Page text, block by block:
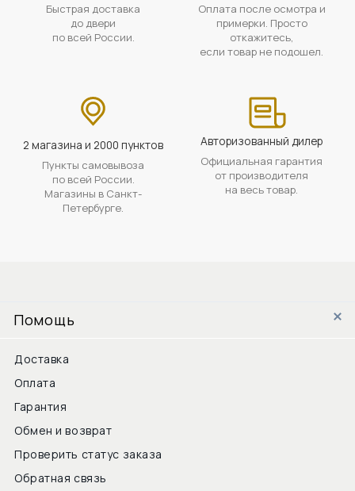
Быстрая доставка
до двери
по всей России.
Оплата после осмотра и
примерки. Просто
откажитесь,
если товар не подошел.
2 магазина и 2000 пунктов
Пункты самовывоза
по всей России.
Магазины в Санкт-
Петербурге.
Авторизованный дилер
Официальная гарантия
от производителя
на весь товар.
Помощь
Доставка
Оплата
Гарантия
Обмен и возврат
Проверить статус заказа
Обратная связь